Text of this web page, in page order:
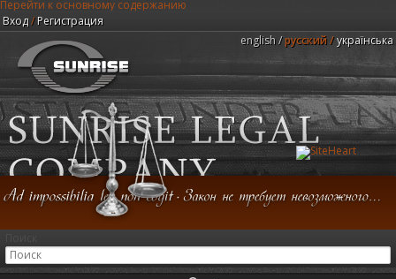
Перейти к основному содержанию
Вход/ Регистрация
english русский українська
Юридическая компания "Центр Санрайз"
Главная